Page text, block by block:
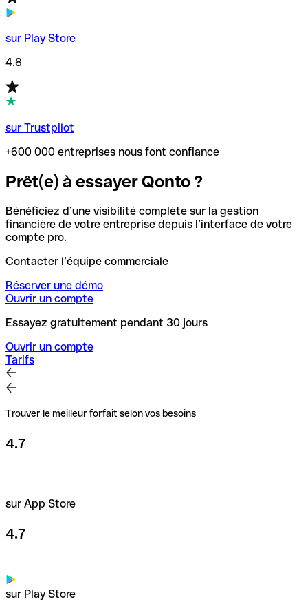
sur Play Store
4.8
sur Trustpilot
+600 000 entreprises nous font confiance
Prêt(e) à essayer Qonto ?
Bénéficiez d’une visibilité complète sur la gestion
financière de votre entreprise depuis l’interface de votre
compte pro.
Contacter l’équipe commerciale
Réserver une démo
Ouvrir un compte
Essayez gratuitement pendant 30 jours
Ouvrir un compte
Tarifs
Trouver le meilleur forfait selon vos besoins
4.7
sur App Store
4.7
sur Play Store